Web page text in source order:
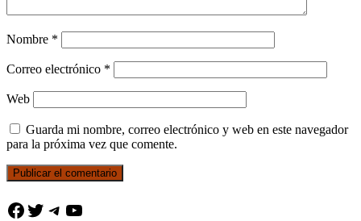
Nombre *
Correo electrónico *
Web
Guarda mi nombre, correo electrónico y web en este navegador
para la próxima vez que comente.
Facebook
Twitter
Telegram
YouTube